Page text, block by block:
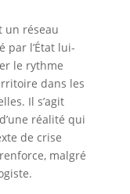
un réseau
par l’État lui-
le rythme
dans les
Il s’agit
réalité qui
de crise
malgré